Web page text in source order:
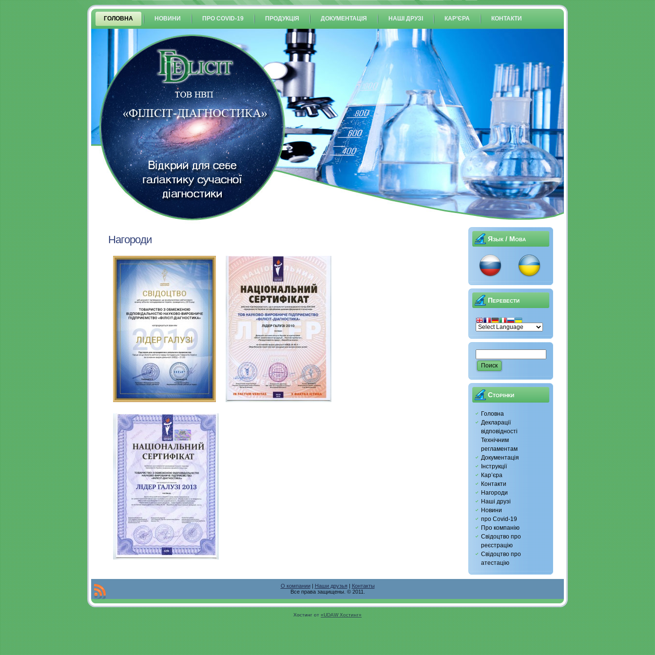
ГОЛОВНА НОВИНИ ПРО COVID-19 ПРОДУКЦІЯ ДОКУМЕНТАЦІЯ НАШІ ДРУЗІ КАР’ЄРА КОНТАКТИ
Нагороди Язык / Мова
Перевести
Сторінки
Головна
Декларації
відповідності
Технічним
регламентам
Документація
Інструкції
Кар’єра
Контакти
Нагороди
Наші друзі
Новини
про Covid-19
Про компанію
Свідоцтво про
реєстрацію
Свідоцтво про
атестацію
О компании| Наши друзья | Контакты
Все права защищены. © 2011.
Хостинг от«UDAW Хостинг»